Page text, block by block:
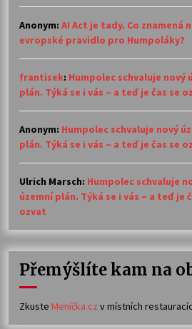
Anonym: AI Act je tady. Co znamená
evropské pravidlo pro Humpoláky?
frantisek: Humpolec schvaluje nový
plán. Týká se i vás – a teď je čas se
Anonym: Humpolec schvaluje nový
plán. Týká se i vás – a teď je čas se
Ulrich Marsch: Humpolec schvaluje
územní plán. Týká se i vás – a teď je
ozvat
Přemýšlíte kam na
Zkuste Meníčka.cz v místních